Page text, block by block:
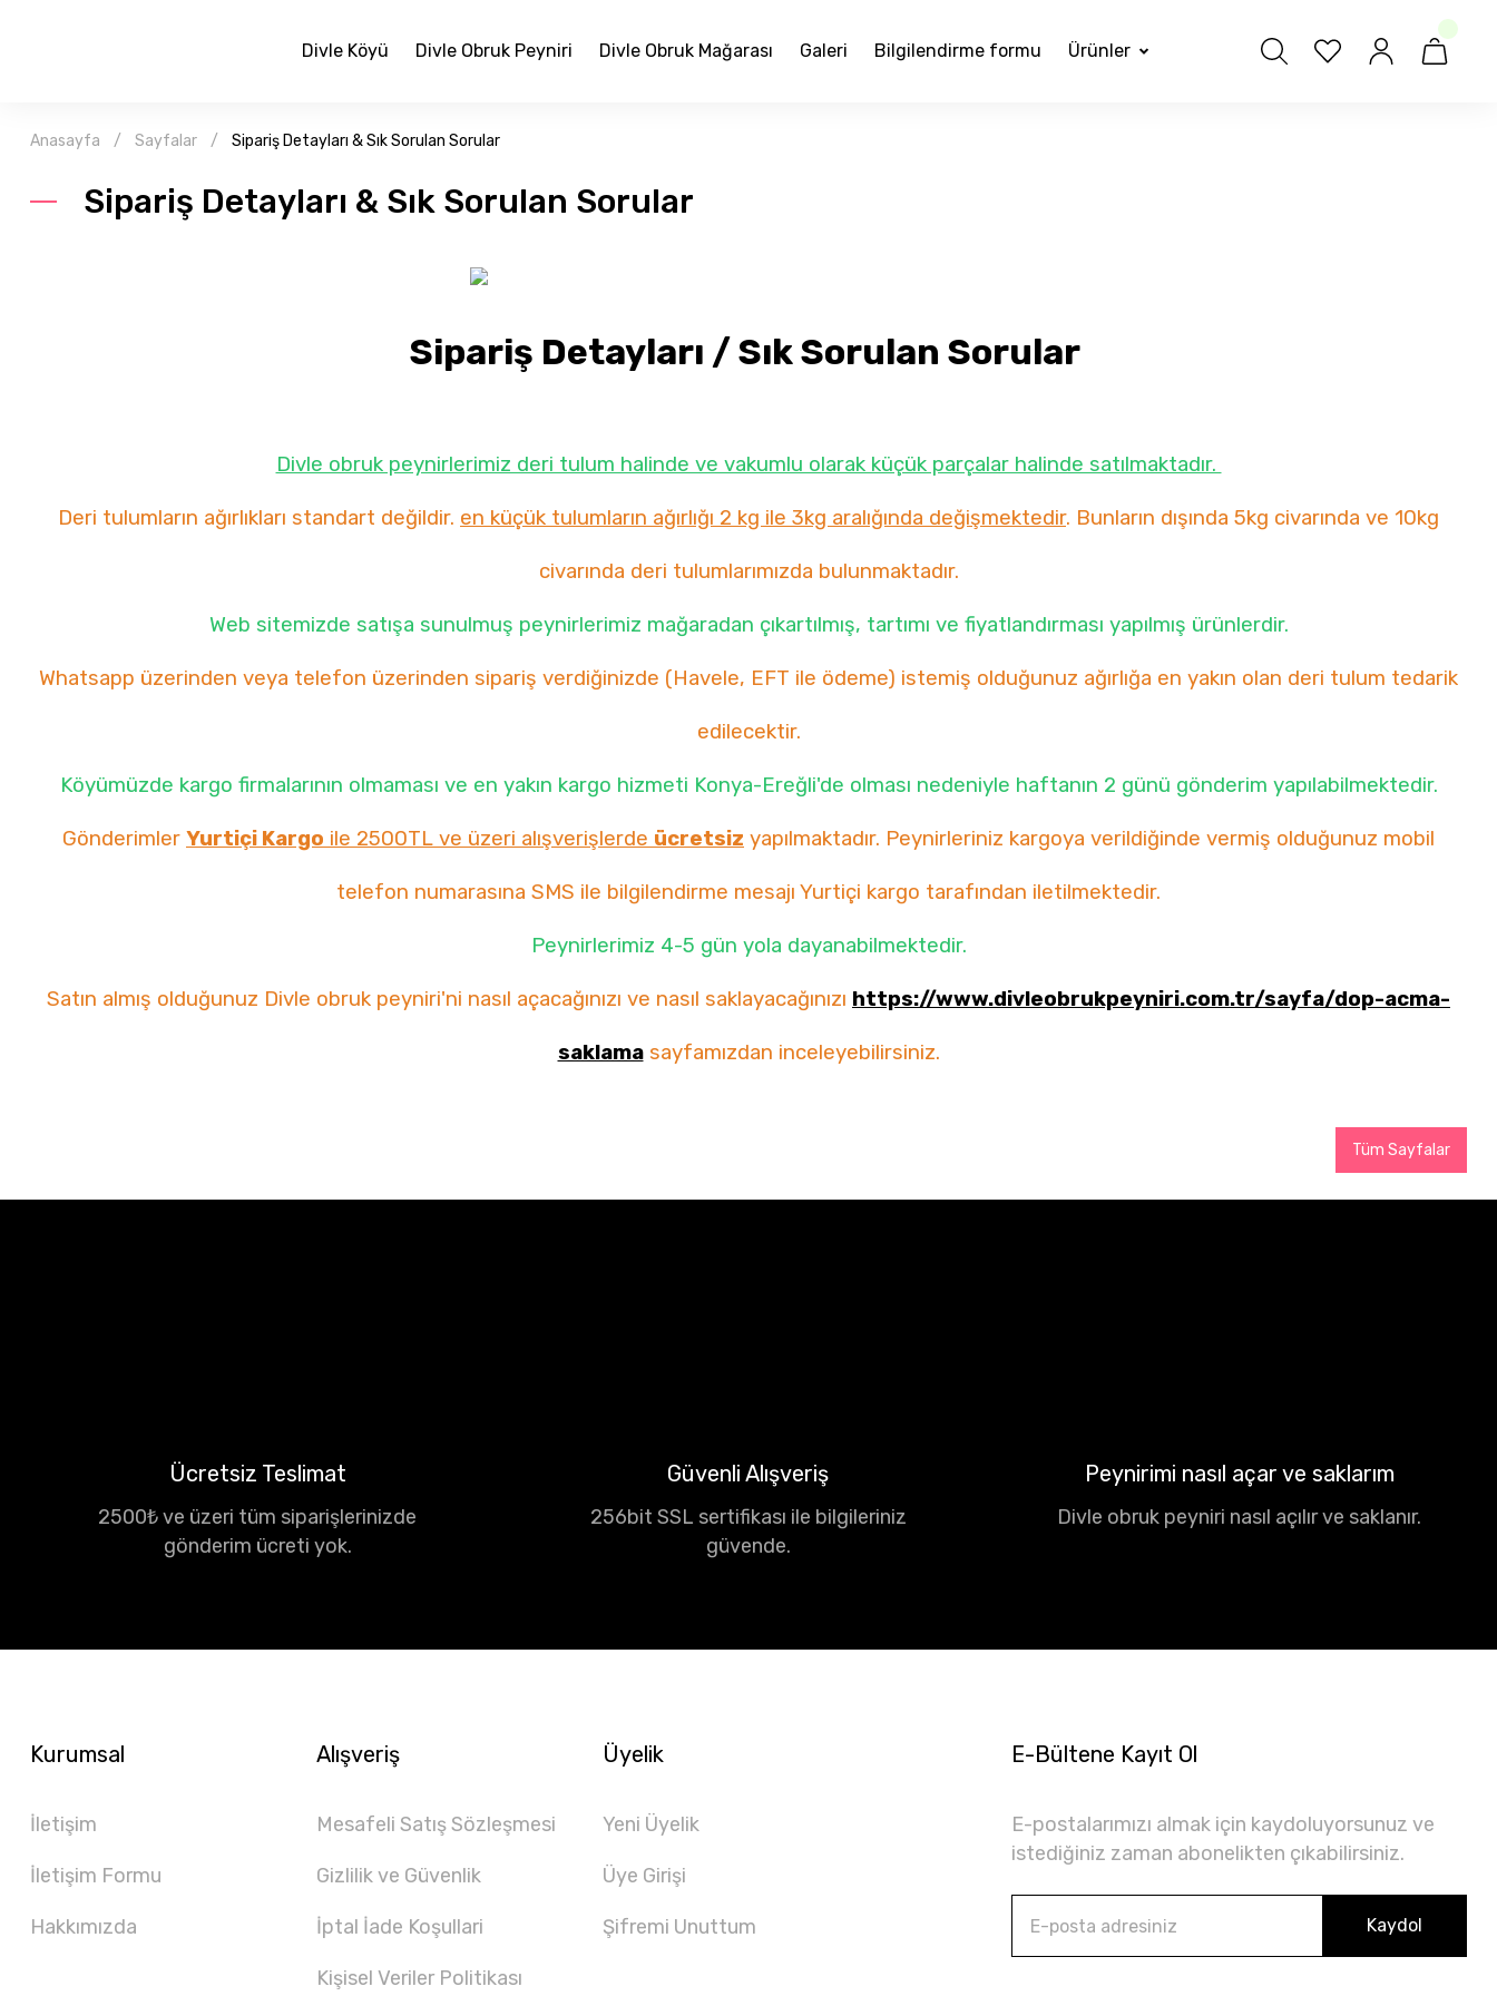
Divle Köyü Divle Obruk Peyniri Divle Obruk Mağarası Galeri Bilgilendirme formu Ürünler
Anasayfa Sayfalar Sipariş Detayları & Sık Sorulan Sorular
Sipariş Detayları & Sık Sorulan Sorular
Sipariş Detayları / Sık Sorulan Sorular
Divle obruk peynirlerimiz deri tulum halinde ve vakumlu olarak küçük parçalar halinde satılmaktadır.
Deri tulumların ağırlıkları standart değildir. en küçük tulumların ağırlığı 2 kg ile 3kg aralığında değişmektedir. Bunların dışında 5kg civarında ve 10kg
civarında deri tulumlarımızda bulunmaktadır.
Web sitemizde satışa sunulmuş peynirlerimiz mağaradan çıkartılmış, tartımı ve fiyatlandırması yapılmış ürünlerdir.
Whatsapp üzerinden veya telefon üzerinden sipariş verdiğinizde (Havele, EFT ile ödeme) istemiş olduğunuz ağırlığa en yakın olan deri tulum tedarik
edilecektir.
Köyümüzde kargo firmalarının olmaması ve en yakın kargo hizmeti Konya-Ereğli'de olması nedeniyle haftanın 2 günü gönderim yapılabilmektedir.
Gönderimler Yurtiçi Kargo ile 2500TL ve üzeri alışverişlerde ücretsiz yapılmaktadır. Peynirleriniz kargoya verildiğinde vermiş olduğunuz mobil
telefon numarasına SMS ile bilgilendirme mesajı Yurtiçi kargo tarafından iletilmektedir.
Peynirlerimiz 4-5 gün yola dayanabilmektedir.
Satın almış olduğunuz Divle obruk peyniri'ni nasıl açacağınızı ve nasıl saklayacağınızı https://www.divleobrukpeyniri.com.tr/sayfa/dop-acma-
saklama sayfamızdan inceleyebilirsiniz.
Tüm Sayfalar
Ücretsiz Teslimat
2500₺ ve üzeri tüm siparişlerinizde
gönderim ücreti yok.
Güvenli Alışveriş
256bit SSL sertifikası ile bilgileriniz
güvende.
Peynirimi nasıl açar ve saklarım
Divle obruk peyniri nasıl açılır ve saklanır.
Kurumsal
İletişim
İletişim Formu
Hakkımızda
Alışveriş
Mesafeli Satış Sözleşmesi
Gizlilik ve Güvenlik
İptal İade Koşullari
Kişisel Veriler Politikası
Üyelik
Yeni Üyelik
Üye Girişi
Şifremi Unuttum
E-Bültene Kayıt Ol
E-postalarımızı almak için kaydoluyorsunuz ve
istediğiniz zaman abonelikten çıkabilirsiniz.
Kaydol